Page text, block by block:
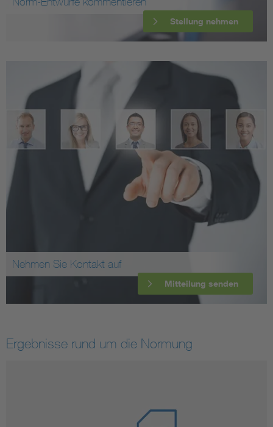
Stellung nehmen
Nehmen Sie Kontakt auf
Mitteilung senden
Ergebnisse rund um die Normung